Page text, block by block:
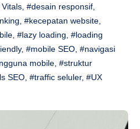
, #desain responsif,
, #kecepatan website,
, #lazy loading, #loading
, #mobile SEO, #navigasi
mobile, #struktur
SEO, #traffic seluler, #UX